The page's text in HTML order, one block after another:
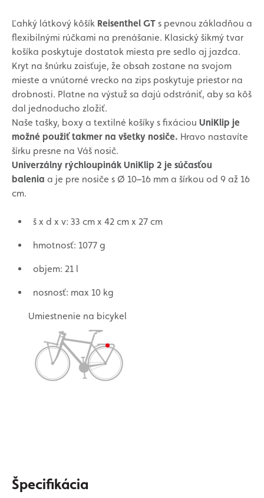
Ľahký látkový kôšík Reisenthel GT s pevnou základňou a
flexibilnými rúčkami na prenášanie. Klasický šikmý tvar
košíka poskytuje dostatok miesta pre sedlo aj jazdca.
Kryt na šnúrku zaisťuje, že obsah zostane na svojom
mieste a vnútorné vrecko na zips poskytuje priestor na
drobnosti. Platne na výstuž sa dajú odstrániť, aby sa kôš
dal jednoducho zložiť.
Naše tašky, boxy a textilné košíky s fixáciou UniKlip je
možné použiť takmer na všetky nosiče. Hravo nastavíte
šírku presne na Váš nosič.
Univerzálny rýchloupinák UniKlip 2 je súčasťou
balenia a je pre nosiče s Ø 10–16 mm a šírkou od 9 až 16
cm.
š x d x v: 33 cm x 42 cm x 27 cm
hmotnosť: 1077 g
objem: 21 l
nosnosť: max 10 kg
Umiestnenie na bicykel
Špecifikácia